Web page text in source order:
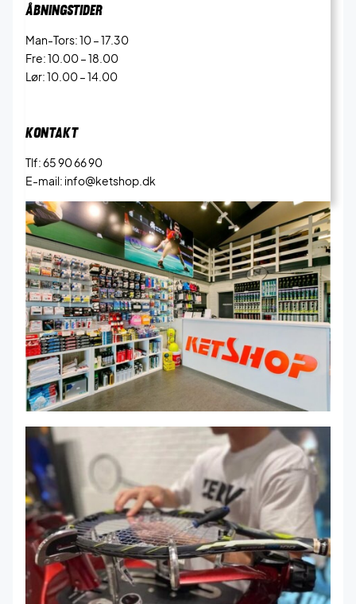
ÅBNINGSTIDER
Man-Tors: 10 – 17.30
Fre: 10.00 – 18.00
Lør: 10.00 – 14.00
KONTAKT
Tlf: 65 90 66 90
E-mail: info@ketshop.dk